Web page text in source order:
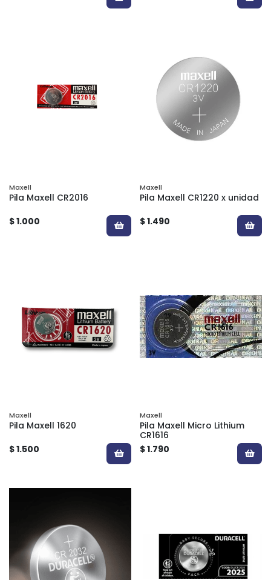
Maxell
Pila Maxell CR2016
$ 1.000
Maxell
Pila Maxell CR1220 x unidad
$ 1.490
Maxell
Pila Maxell 1620
$ 1.500
Maxell
Pila Maxell Micro Lithium
CR1616
$ 1.790